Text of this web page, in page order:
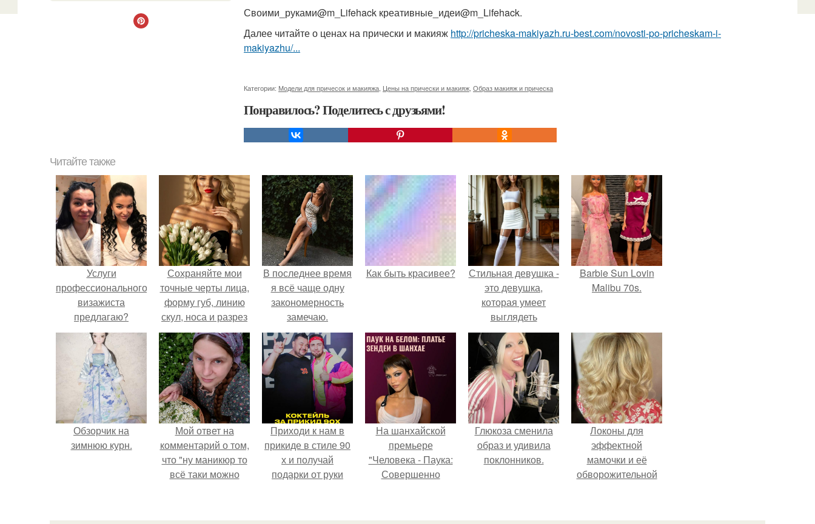
Своими_руками@m_Lifehack креативные_идеи@m_Lifehack.
Далее читайте о ценах на прически и макияж http://pricheska-makiyazh.ru-best.com/novosti-po-pricheskam-i-
makiyazhu/...
Категории: Модели для причесок и макияжа Цены на прически и макияж Образ макияж и прическа
Понравилось? Поделитесь с друзьями!
Читайте также
Услуги
профессионального
визажиста
предлагаю?
Сохраняйте мои
точные черты лица,
форму губ, линию
скул, носа и разрез
глаз.
В последнее время
я всё чаще одну
закономерность
замечаю.
Как быть красивее?
Стильная девушка -
это девушка,
которая умеет
выглядеть
привлекательно и
элегантно в любои
ситуации.
Barbie Sun Lovin
Malibu 70s.
Обзорчик на
зимнюю курн.
Мой ответ на
комментарий о том,
что "ну маникюр то
всё таки можно
Приходи к нам в
прикиде в стиле 90
х и получай
подарки от руки
На шанхайской
премьере
"Человека - Паука:
Совершенно
просто очередной
Глюкоза сменила
образ и удивила
поклонников.
Локоны для
эффектной
мамочки и её
обворожительной